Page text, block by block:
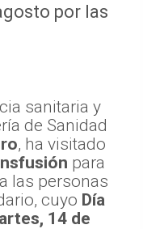
por las
sanitaria y
de Sanidad
, ha visitado
para
las personas
cuyo Día
14 de